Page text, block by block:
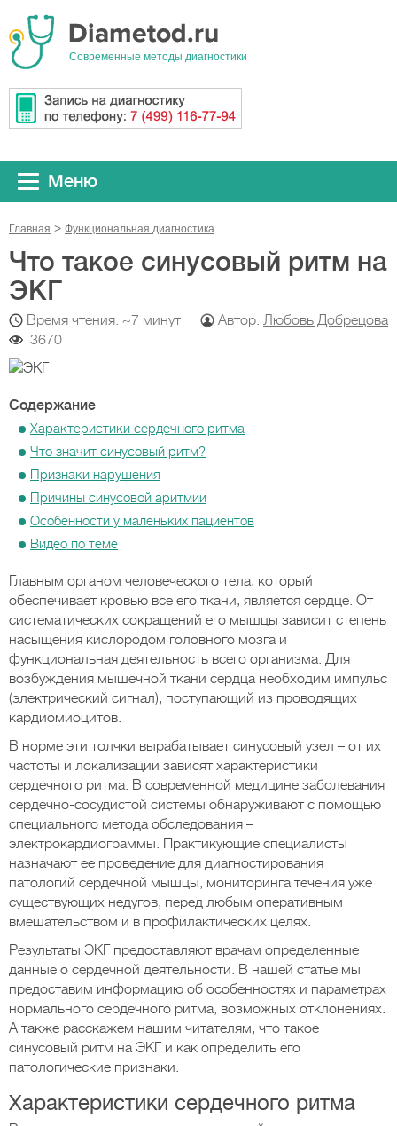
Cовременные методы диагностики
Меню
Главная Функциональная диагностика
Что такое синусовый ритм на
ЭКГ
Время чтения: ~7 минут Автор: Любовь Добрецова
3670
Содержание
Характеристики сердечного ритма
Что значит синусовый ритм?
Признаки нарушения
Причины синусовой аритмии
Особенности у маленьких пациентов
Видео по теме
Главным органом человеческого тела, который
обеспечивает кровью все его ткани, является сердце. От
систематических сокращений его мышцы зависит степень
насыщения кислородом головного мозга и
функциональная деятельность всего организма. Для
возбуждения мышечной ткани сердца необходим импульс
(электрический сигнал), поступающий из проводящих
кардиомиоцитов.
В норме эти толчки вырабатывает синусовый узел – от их
частоты и локализации зависят характеристики
сердечного ритма. В современной медицине заболевания
сердечно-сосудистой системы обнаруживают с помощью
специального метода обследования –
электрокардиограммы. Практикующие специалисты
назначают ее проведение для диагностирования
патологий сердечной мышцы, мониторинга течения уже
существующих недугов, перед любым оперативным
вмешательством и в профилактических целях.
Результаты ЭКГ предоставляют врачам определенные
данные о сердечной деятельности. В нашей статье мы
предоставим информацию об особенностях и параметрах
нормального сердечного ритма, возможных отклонениях.
А также расскажем нашим читателям, что такое
синусовый ритм на ЭКГ и как определить его
патологические признаки.
Характеристики сердечного ритма